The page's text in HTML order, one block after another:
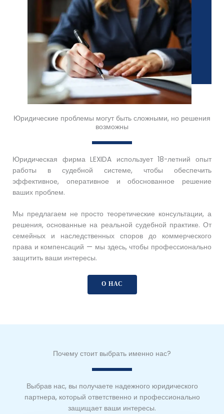
Юридические проблемы могут быть сложными, но решения
возможны
Юридическая фирма LEXIDA использует 18-летний опыт
работы в судебной системе, чтобы обеспечить
эффективное, оперативное и обоснованное решение
ваших проблем.
Мы предлагаем не просто теоретические консультации, а
решения, основанные на реальной судебной практике. От
семейных и наследственных споров до коммерческого
права и компенсаций — мы здесь, чтобы профессионально
защитить ваши интересы.
О НАС
Почему стоит выбрать именно нас?
Выбрав нас, вы получаете надежного юридического
партнера, который ответственно и профессионально
защищает ваши интересы.